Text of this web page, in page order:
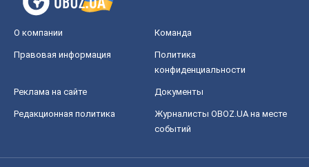
О компании Команда
Правовая информация
Политика
конфиденциальности
Реклама на сайте Документы
Редакционная политика
Журналисты OBOZ.UA на месте
событий